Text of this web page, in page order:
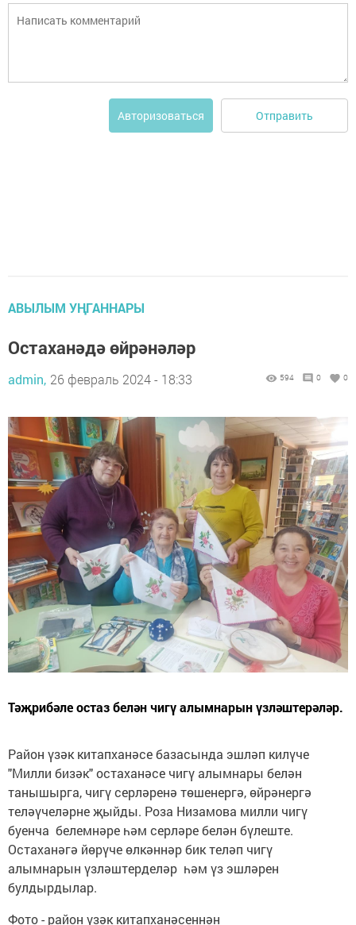
Авторизоваться Отправить
АВЫЛЫМ УҢГАННАРЫ
Остаханәдә өйрәнәләр
admin, 26 февраль 2024 - 18:33 594 0 0
Тәҗрибәле остаз белән чигү алымнарын үзләштерәләр.
Район үзәк китапханәсе базасында эшләп килүче
"Милли бизәк" остаханәсе чигү алымнары белән
танышырга, чигү серләренә төшенергә, өйрәнергә
теләүчеләрне җыйды. Роза Низамова милли чигү
буенча белемнәре һәм серләре белән бүлеште.
Остаханәгә йөрүче өлкәннәр бик теләп чигү
алымнарын үзләштерделәр һәм үз эшләрен
булдырдылар.
Фото - район үзәк китапханәсеннән